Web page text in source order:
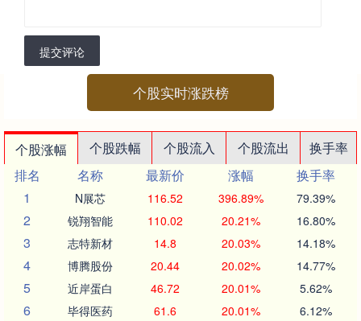
提交评论
个股实时涨跌榜
个股涨幅 个股跌幅 个股流入 个股流出
换手率
排名
名称 最新价 涨幅
换手率
1
N展芯 116.52 396.89% 79.39%
2 锐翔智能 110.02 20.21% 16.80%
3 志特新材 14.8 20.03% 14.18%
4 博腾股份 20.44 20.02% 14.77%
5 近岸蛋白 46.72 20.01% 5.62%
6 毕得医药 61.6 20.01% 6.12%